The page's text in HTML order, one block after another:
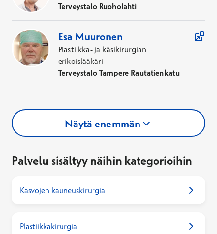
Terveystalo Ruoholahti
Esa Muuronen
Plastiikka- ja käsikirurgian
erikoislääkäri
Terveystalo Tampere Rautatienkatu
Näytä enemmän
Palvelu sisältyy näihin kategorioihin
Kasvojen kauneuskirurgia
Plastiikkakirurgia